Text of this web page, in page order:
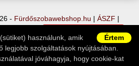
Értem
használunk, amik
legjobb szolgáltatások nyújtásában.
jóváhagyja, hogy cookie-kat
- Fürdőszobawebshop.hu ÁSZF
Elállás a szerződéstől
|
Ügyfélszolgálat